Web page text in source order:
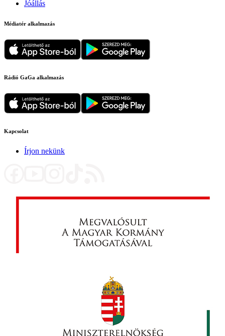
Jóállás
Médiatér alkalmazás
Rádió GaGa alkalmazás
Kapcsolat
Írjon nekünk